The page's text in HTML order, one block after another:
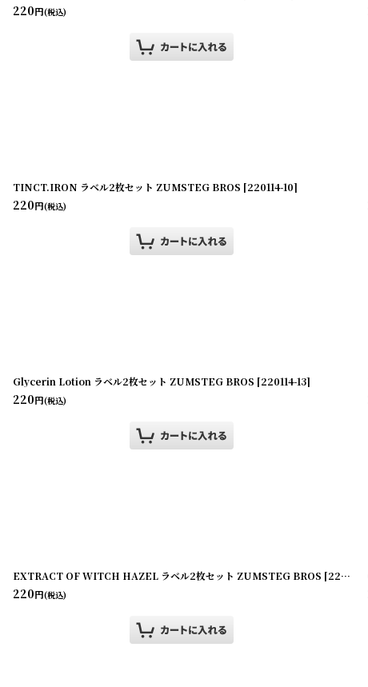
220円(税込)
TINCT.IRON ラベル2枚セット ZUMSTEG BROS [220114-10]
220円(税込)
Glycerin Lotion ラベル2枚セット ZUMSTEG BROS [220114-13]
220円(税込)
EXTRACT OF WITCH HAZEL ラベル2枚セット ZUMSTEG BROS [220114-16
220円(税込)